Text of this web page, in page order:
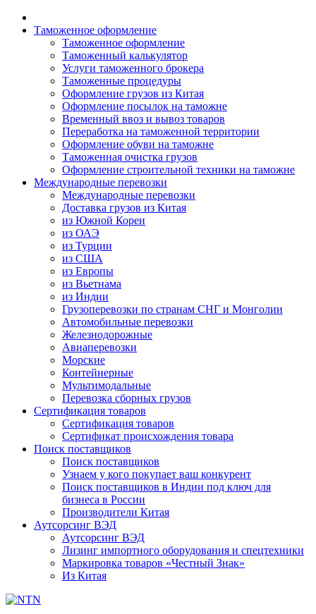
Таможенное оформление
Таможенное оформление
Таможенный калькулятор
Услуги таможенного брокера
Таможенные процедуры
Оформление грузов из Китая
Оформление посылок на таможне
Временный ввоз и вывоз товаров
Переработка на таможенной территории
Оформление обуви на таможне
Таможенная очистка грузов
Оформление строительной техники на таможне
Международные перевозки
Международные перевозки
Доставка грузов из Китая
из Южной Кореи
из ОАЭ
из Турции
из США
из Европы
из Вьетнама
из Индии
Грузоперевозки по странам СНГ и Монголии
Автомобильные перевозки
Железнодорожные
Авиаперевозки
Морские
Контейнерные
Мультимодальные
Перевозка сборных грузов
Сертификация товаров
Сертификация товаров
Сертификат происхождения товара
Поиск поставщиков
Поиск поставщиков
Узнаем у кого покупает ваш конкурент
Поиск поставщиков в Индии под ключ для
бизнеса в России
Производители Китая
Аутсорсинг ВЭД
Аутсорсинг ВЭД
Лизинг импортного оборудования и спецтехники
Маркировка товаров «Честный Знак»
Из Китая